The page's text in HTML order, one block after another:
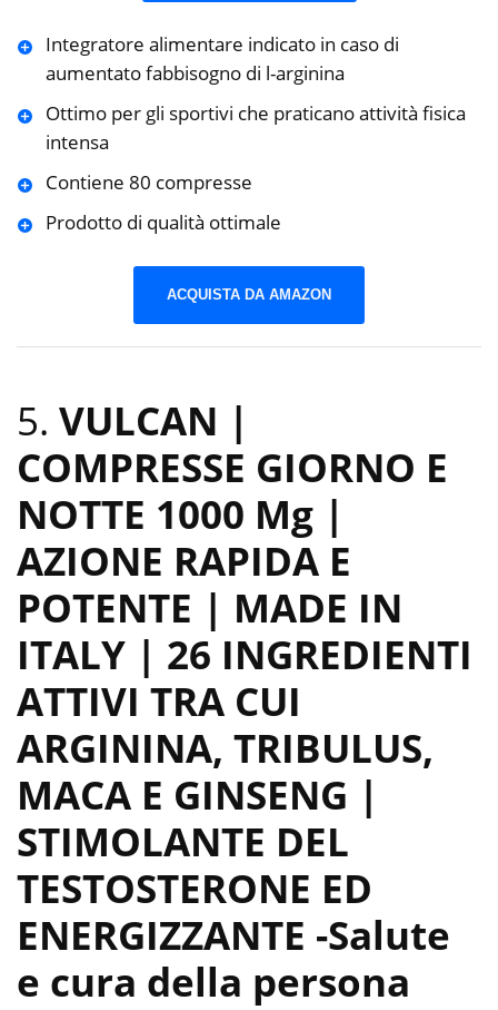
Integratore alimentare indicato in caso di
aumentato fabbisogno di l-arginina
Ottimo per gli sportivi che praticano attività fisica
intensa
Contiene 80 compresse
Prodotto di qualità ottimale
ACQUISTA DA AMAZON
5. VULCAN |
COMPRESSE GIORNO E
NOTTE 1000 Mg |
AZIONE RAPIDA E
POTENTE | MADE IN
ITALY | 26 INGREDIENTI
ATTIVI TRA CUI
ARGININA, TRIBULUS,
MACA E GINSENG |
STIMOLANTE DEL
TESTOSTERONE ED
ENERGIZZANTE -Salute
e cura della persona